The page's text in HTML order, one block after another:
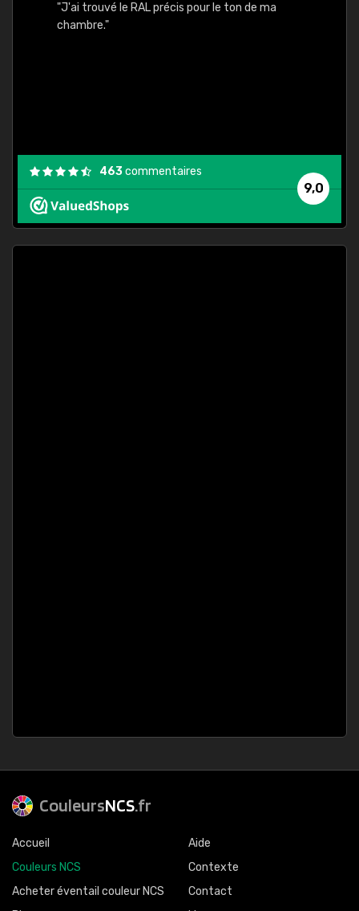
"J'ai trouvé le RAL précis pour le ton de ma
chambre."
9,0
463commentaires
CouleursNCS.fr
Accueil
Couleurs NCS
Acheter éventail couleur NCS
Aide
Contexte
Contact